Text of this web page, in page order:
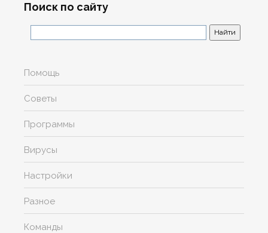
Поиск по сайту
Помощь
Советы
Программы
Вирусы
Настройки
Разное
Команды